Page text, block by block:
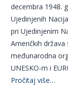
decembra 1948.
Ujedinjenih
pri Ujedinjenim
Američkih
međunarodna
UNESKO-m i
Pročitaj više…